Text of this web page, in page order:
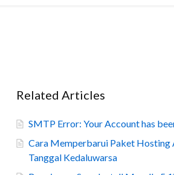
Related Articles
SMTP Error: Your Account has
Cara Memperbarui Paket Hosting
Tanggal Kedaluwarsa